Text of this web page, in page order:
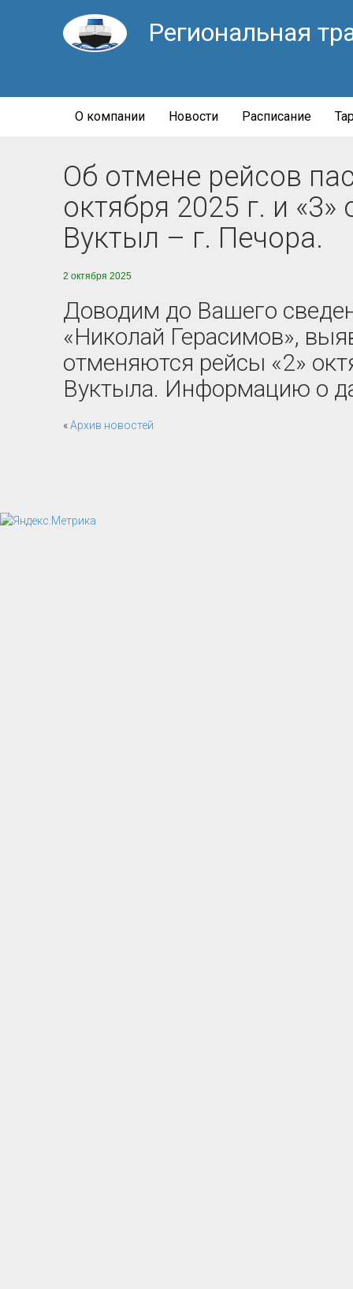
Региональная
О компании Новости Расписание
Об отмене рейсов
октября 2025 г. и
Вуктыл – г. Печора.
2 октября 2025
Доводим до Вашего
«Николай Герасимов»,
отменяются рейсы «2»
Вуктыла. Информацию о
«Архив новостей